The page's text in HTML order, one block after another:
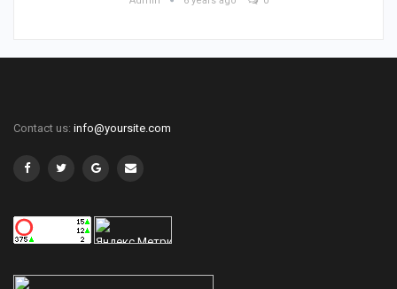
Contact us: info@yoursite.com